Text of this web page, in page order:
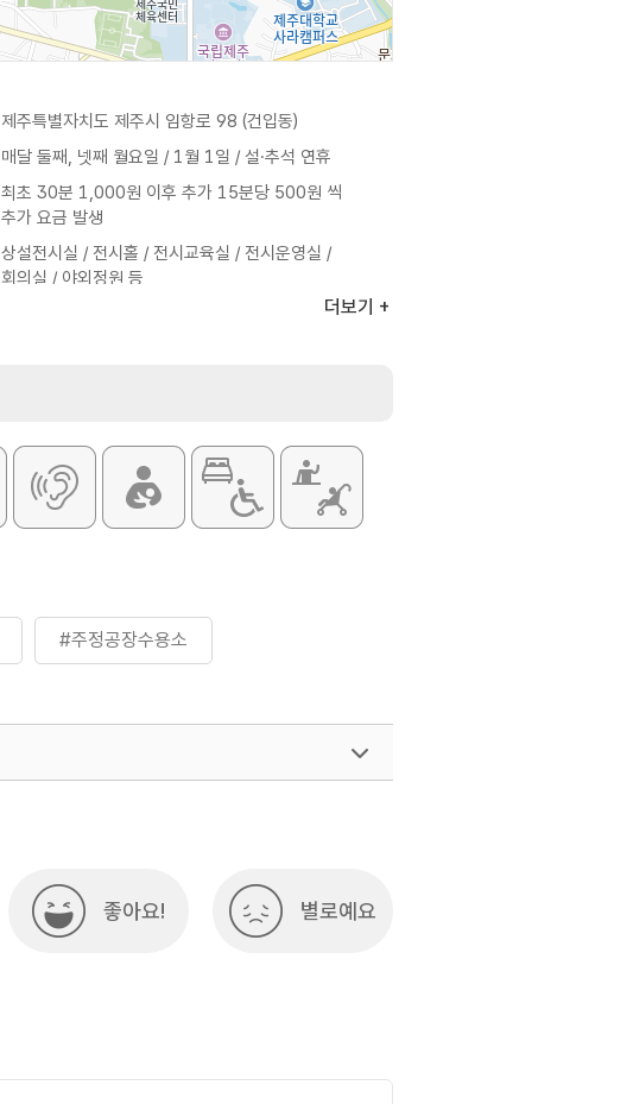
제주특별자치도 제주시 임항로 98 (건입동)
매달 둘째, 넷째 월요일 / 1월 1일 / 설·추석 연휴
최초 30분 1,000원 이후 추가 15분당 500원 씩
추가 요금 발생
상설전시실 / 전시홀 / 전시교육실 / 전시운영실 /
회의실 / 야외정원 등
더보기
#주정공장수용소
좋아요! 별로예요